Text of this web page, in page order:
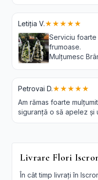
Letiția V.★★★★★
Serviciu
frumoase.
Mulțumesc
Petrovai D.★★★★★
Am rămas foarte
siguranță o să apelez și
Livrare Flori
În cât timp livrați în